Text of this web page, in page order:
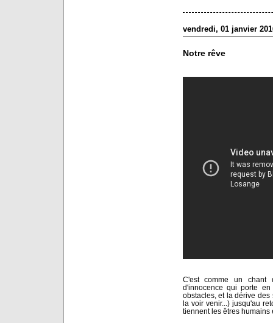
vendredi, 01 janvier
Notre rêve
C'est comme un chant
d'innocence qui porte
obstacles, et la dérive
la voir venir...) jusqu'au
tiennent les êtres